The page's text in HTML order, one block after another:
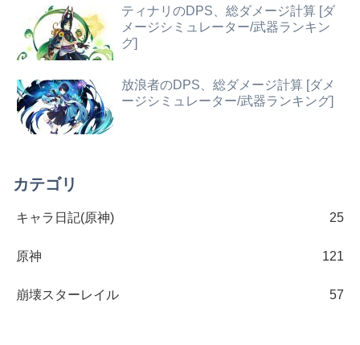
ティナリのDPS、総ダメージ計算 [ダ
メージシミュレーター/武器ランキン
グ]
放浪者のDPS、総ダメージ計算 [ダメ
ージシミュレーター/武器ランキング]
カテゴリ
キャラ日記(原神) 25
原神 121
崩壊スターレイル 57